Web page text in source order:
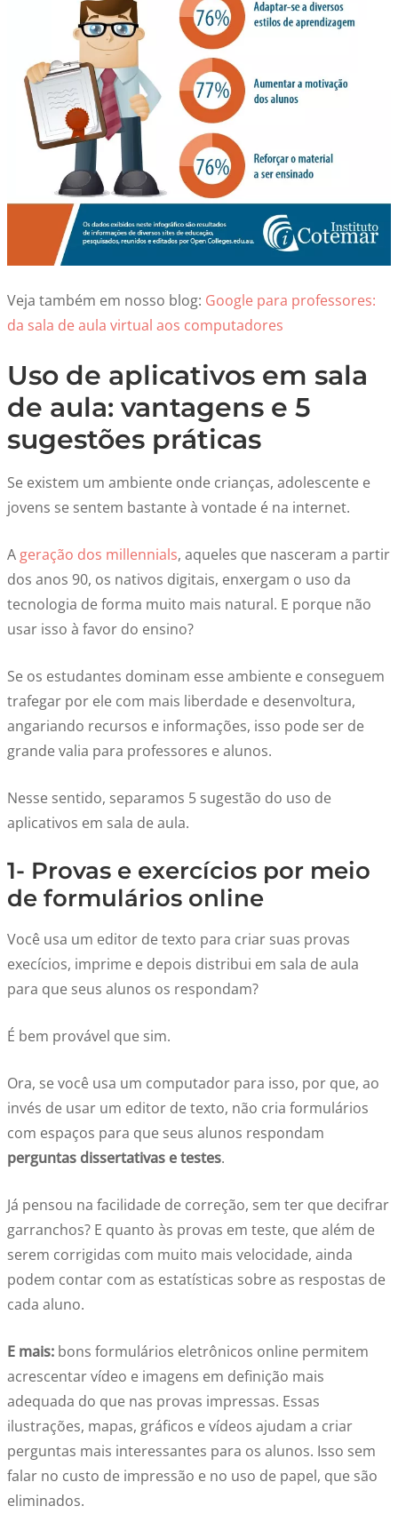
Veja também em nosso blog: Google para professores:
da sala de aula virtual aos computadores
Uso de aplicativos em sala
de aula: vantagens e 5
sugestões práticas
Se existem um ambiente onde crianças, adolescente e
jovens se sentem bastante à vontade é na internet.
A geração dos millennials, aqueles que nasceram a partir
dos anos 90, os nativos digitais, enxergam o uso da
tecnologia de forma muito mais natural. E porque não
usar isso à favor do ensino?
Se os estudantes dominam esse ambiente e conseguem
trafegar por ele com mais liberdade e desenvoltura,
angariando recursos e informações, isso pode ser de
grande valia para professores e alunos.
Nesse sentido, separamos 5 sugestão do uso de
aplicativos em sala de aula.
1- Provas e exercícios por meio
de formulários online
Você usa um editor de texto para criar suas provas
execícios, imprime e depois distribui em sala de aula
para que seus alunos os respondam?
É bem provável que sim.
Ora, se você usa um computador para isso, por que, ao
invés de usar um editor de texto, não cria formulários
com espaços para que seus alunos respondam
perguntas dissertativas e testes.
Já pensou na facilidade de correção, sem ter que decifrar
garranchos? E quanto às provas em teste, que além de
serem corrigidas com muito mais velocidade, ainda
podem contar com as estatísticas sobre as respostas de
cada aluno.
E mais: bons formulários eletrônicos online permitem
acrescentar vídeo e imagens em definição mais
adequada do que nas provas impressas. Essas
ilustrações, mapas, gráficos e vídeos ajudam a criar
perguntas mais interessantes para os alunos. Isso sem
falar no custo de impressão e no uso de papel, que são
eliminados.